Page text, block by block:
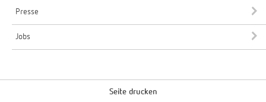
Presse
Jobs
Seite drucken